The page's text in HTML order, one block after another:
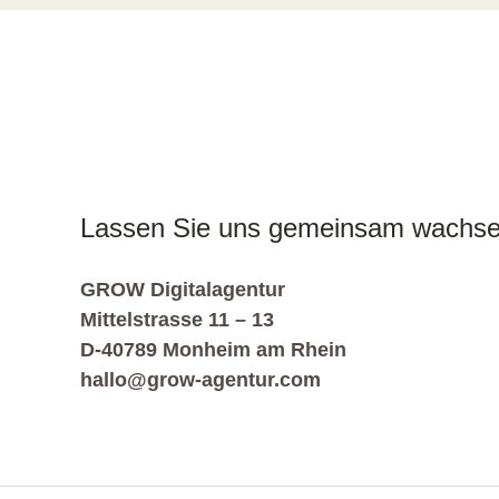
Lassen Sie uns gemeinsam
GROW Digitalagentur
Mittelstrasse 11 – 13
D-40789 Monheim am Rhein
hallo@grow-agentur.com